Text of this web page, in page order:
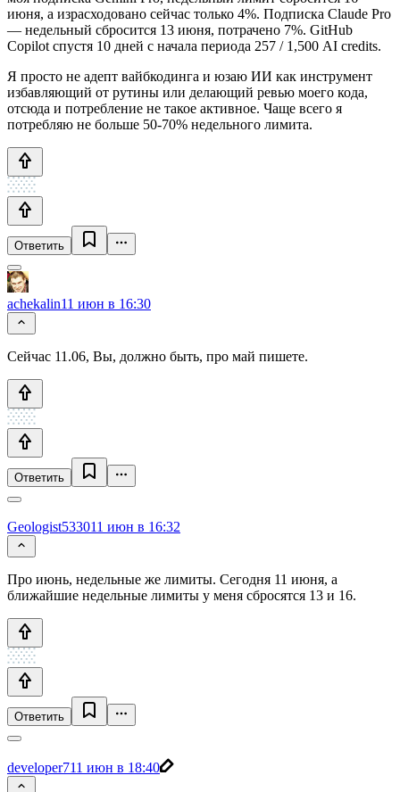
июня, а израсходовано сейчас только 4%. Подписка Claude Pro
— недельный сбросится 13 июня, потрачено 7%. GitHub
Copilot спустя 10 дней с начала периода 257 / 1,500 AI credits.
Я просто не адепт вайбкодинга и юзаю ИИ как инструмент
избавляющий от рутины или делающий ревью моего кода,
отсюда и потребление не такое активное. Чаще всего я
потребляю не больше 50-70% недельного лимита.
Ответить
achekalin11 июн в 16:30
Сейчас 11.06, Вы, должно быть, про май пишете.
Ответить
Geologist533011 июн в 16:32
Про июнь, недельные же лимиты. Сегодня 11 июня, а
ближайшие недельные лимиты у меня сбросятся 13 и 16.
Ответить
developer711 июн в 18:40